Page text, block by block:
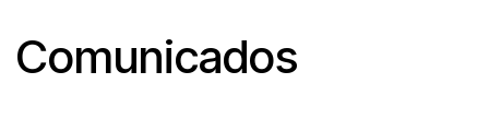
Comunicados